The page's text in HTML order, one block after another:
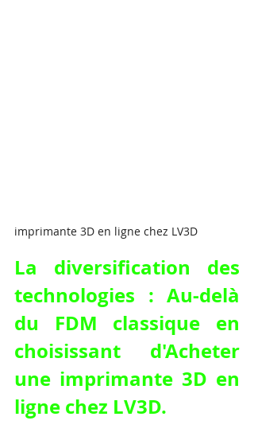
imprimante 3D en ligne chez LV3D
La diversification des
technologies : Au-delà
du FDM classique en
choisissant d'Acheter
une imprimante 3D en
ligne chez LV3D.